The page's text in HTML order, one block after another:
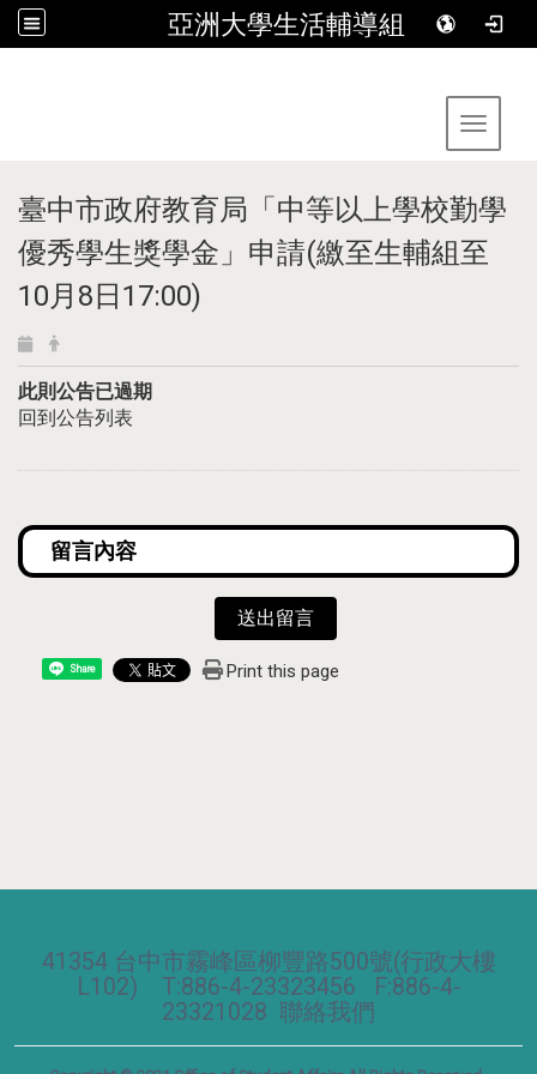
亞洲大學生活輔導組
Toggle
臺中市政府教育局「中等以上學校勤學
優秀學生獎學金」申請(繳至生輔組至
10月8日17:00)
此則公告已過期
回到公告列表
送出留言
Share Print this page
41354 台中市霧峰區柳豐路500號(行政大樓
L102) T:886-4-23323456 F:886-4-
23321028 聯絡我們